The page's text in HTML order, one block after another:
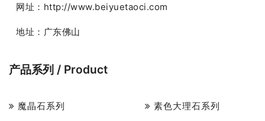
网址：http://www.beiyuetaoci.com
地址：广东佛山
产品系列 / Product
魔晶石系列
素色大理石系列